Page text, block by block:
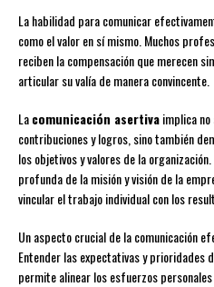
La habilidad para comunicar
como el valor en sí mismo. Muchos
reciben la compensación que merecen
articular su valía de manera convincente.
Lacomunicación asertivaimplica
contribuciones y logros, sino también
los objetivos y valores de la
profunda de la misión y visión de la
vincular el trabajo individual con los
Un aspecto crucial de la comunicación
Entender las expectativas y prioridades
permite alinear los esfuerzos